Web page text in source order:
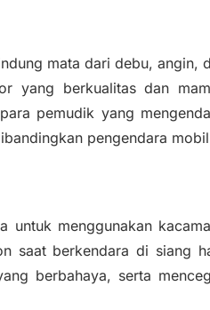
mata dari debu, angin,
yang berkualitas dan
pemudik yang
pengendara
untuk menggunakan
saat berkendara di siang
berbahaya, serta